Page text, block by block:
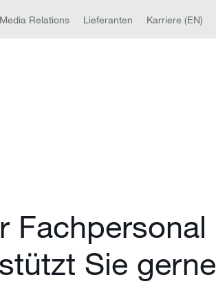
Media Relations Lieferanten Karriere (EN)
Fachpersonal
Sie gerne